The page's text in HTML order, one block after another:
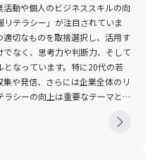
きたか」だけでなく、「どのよ
は何か」「次に何をするか」を
ロジェクトが遅れています」と
確に判断できない。 「開発工
は仕様確認に時間を要したこと
でである。担当者を追加すれ
みである」と整理すれば、問題
実と解釈を分けることが重要で
という表現は、事実ではなく解
ネットの普及や生成AIの進化に
容易に入手できる一方、その多
値のある知見は数少ない。この
を読み解くだけではなく、その
化に隠された理由に目を向ける
や数値指標の改善策を模索する
なく、なぜその数字が現状に至
市場環境や消費者意識の変化が
能力です。 また、この能力は
れ、帰納法、演繹法、アブダク
づいています。帰納法では具体
方、演繹法は既存の仮説や法則
さらに、アブダクションは予期
立てるプロセスを意味し、これ
合的な論理的思考力が形成され
やAIの導入といった社会変革の
て、データや論理に基づく意思
動や個人のビジネススキルの向
リテラシー」が注目されていま
切なものを取捨選択し、活用す
なく、思考力や判断力、そして
なっています。特に20代の若
や発信、さらには企業全体のリ
シーの向上は重要なテーマとし
を正しく理解し、批判的に評価